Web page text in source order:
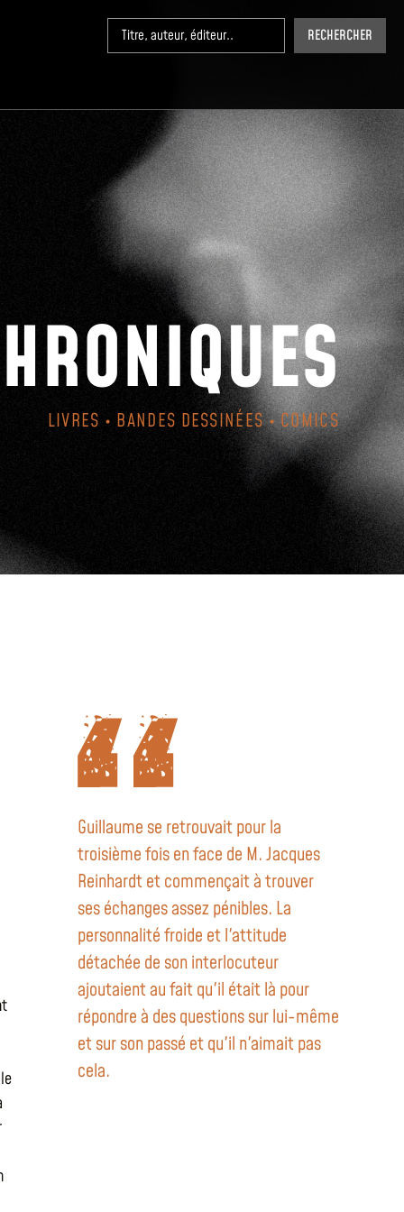
RECHERCHER
LIVRES • BANDES DESSINÉES • COMICS
Guillaume se retrouvait pour la
troisième fois en face de M. Jacques
Reinhardt et commençait à trouver
ses échanges assez pénibles. La
personnalité froide et l'attitude
détachée de son interlocuteur
ajoutaient au fait qu'il était là pour
répondre à des questions sur lui-même
et sur son passé et qu'il n'aimait pas
cela.